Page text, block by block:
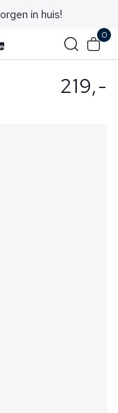
winkels in Noordwijk
0
219,-